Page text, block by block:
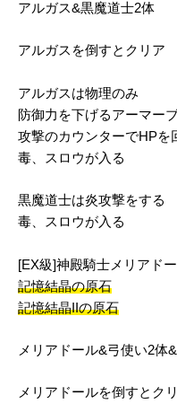
アルガス&黒魔道士2体
アルガスを倒すとクリア
アルガスは物理のみ
防御力を下げるアーマー
攻撃のカウンターでHPを
毒、スロウが入る
黒魔道士は炎攻撃をする
毒、スロウが入る
[EX級]神殿騎士メリアド
記憶結晶の原石
記憶結晶IIの原石
メリアドール&弓使い2体
メリアドールを倒すとク